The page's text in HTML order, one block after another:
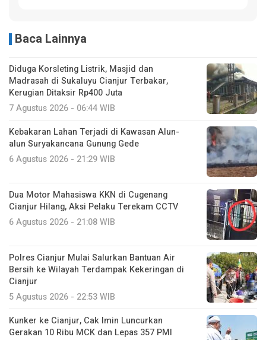
Baca Lainnya
Diduga Korsleting Listrik, Masjid dan
Madrasah di Sukaluyu Cianjur Terbakar,
Kerugian Ditaksir Rp400 Juta
7 Agustus 2026 - 06:44 WIB
Kebakaran Lahan Terjadi di Kawasan Alun-
alun Suryakancana Gunung Gede
6 Agustus 2026 - 21:29 WIB
Dua Motor Mahasiswa KKN di Cugenang
Cianjur Hilang, Aksi Pelaku Terekam CCTV
6 Agustus 2026 - 21:08 WIB
Polres Cianjur Mulai Salurkan Bantuan Air
Bersih ke Wilayah Terdampak Kekeringan di
Cianjur
5 Agustus 2026 - 22:53 WIB
Kunker ke Cianjur, Cak Imin Luncurkan
Gerakan 10 Ribu MCK dan Lepas 357 PMI